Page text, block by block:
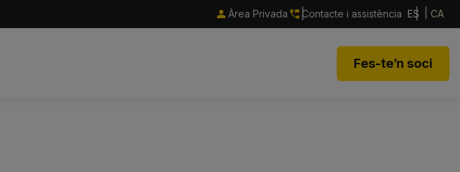
Àrea Privada Contacte i assistència ES CA
Fes-te’n soci